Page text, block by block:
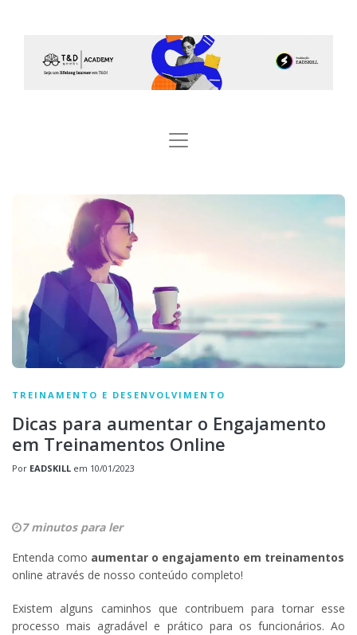
TREINAMENTO E DESENVOLVIMENTO
Dicas para aumentar o Engajamento
em Treinamentos Online
Por EADSKILL em 10/01/2023
7 minutos para ler
Entenda como aumentar o engajamento em treinamentos
online através de nosso conteúdo completo!
Existem alguns caminhos que contribuem para tornar esse
processo mais agradável e prático para os funcionários. Ao